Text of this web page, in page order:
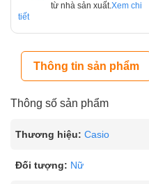
từ nhà sản xuất. Xem chi
tiết
Thông tin sản phẩm
Thông số sản phẩm
Thương hiệu: Casio
Đối tượng: Nữ